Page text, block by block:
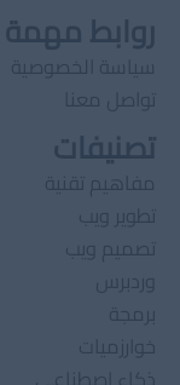
روابط مهمة
سياسة الخصوصية
تواصل معنا
تصنيفات
مفاهيم تقنية
تطوير ويب
تصميم ويب
وردبرس
برمجة
خوارزميات